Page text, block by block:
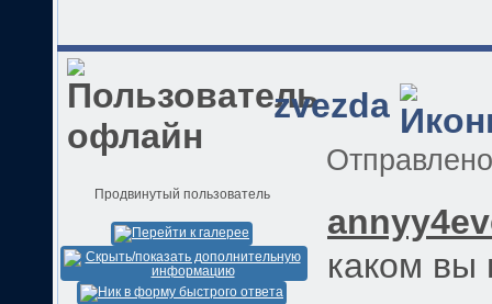
zvezda
Продвинутый пользователь
каком вы